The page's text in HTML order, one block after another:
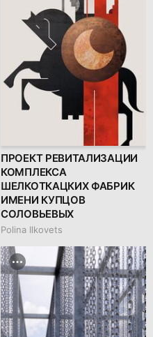
ПРОЕКТ РЕВИТАЛИЗАЦИИ
КОМПЛЕКСА
ШЕЛКОТКАЦКИХ ФАБРИК
ИМЕНИ КУПЦОВ
СОЛОВЬЕВЫХ
Polina Ilkovets